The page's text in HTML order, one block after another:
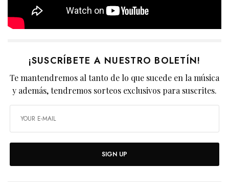
¡SUSCRÍBETE A NUESTRO BOLETÍN!
Te mantendremos al tanto de lo que sucede en la música
y además, tendremos sorteos exclusivos para suscrites.
SIGN UP